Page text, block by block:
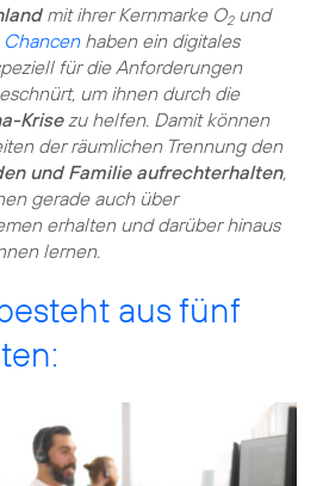
mit ihrer Kernmarke O2und
haben ein digitales
für die Anforderungen
um ihnen durch die
Krisezu helfen. Damit können
der räumlichen Trennung den
und Familie aufrechterhalten,
gerade auch über
erhalten und darüber hinaus
lernen.
aus fünf